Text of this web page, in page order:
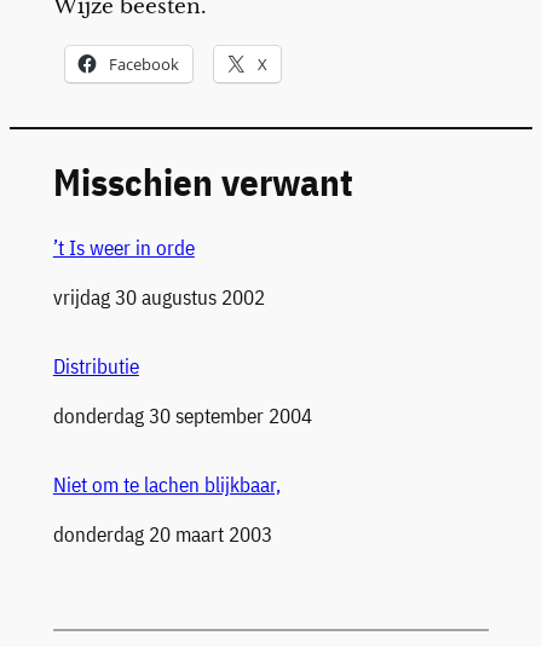
Wijze beesten.
Facebook X
Misschien verwant
’t Is weer in orde
Datum
vrijdag 30 augustus 2002
Distributie
Datum
donderdag 30 september 2004
Niet om te lachen blijkbaar,
Datum
donderdag 20 maart 2003